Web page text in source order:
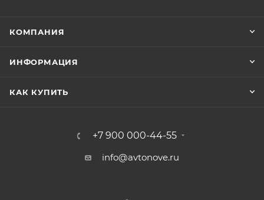
КОМПАНИЯ
ИНФОРМАЦИЯ
КАК КУПИТЬ
+7 900 000-44-55
info@avtonove.ru